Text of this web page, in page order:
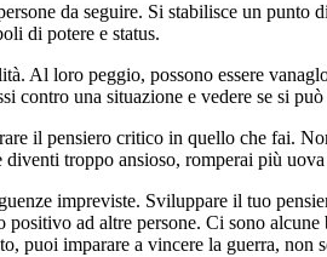
da seguire. Si stabilisce un
di potere e status.
Al loro peggio, possono essere
contro una situazione e vedere se si
il pensiero critico in quello che fai.
troppo ansioso, romperai più
impreviste. Sviluppare il tuo
ad altre persone. Ci sono
puoi imparare a vincere la guerra, non